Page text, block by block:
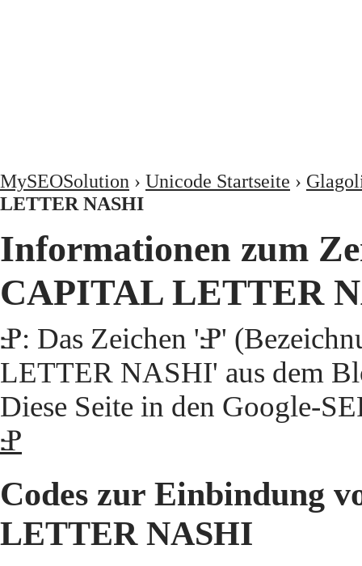
MySEOSolution › Unicode Startseite ›
LETTER NASHI
Informationen zum
CAPITAL LETTER
Ⱀ: Das Zeichen 'Ⱀ'
LETTER NASHI' aus dem
Diese Seite in den Google-
Ⱀ
Codes zur Einbindung
LETTER NASHI